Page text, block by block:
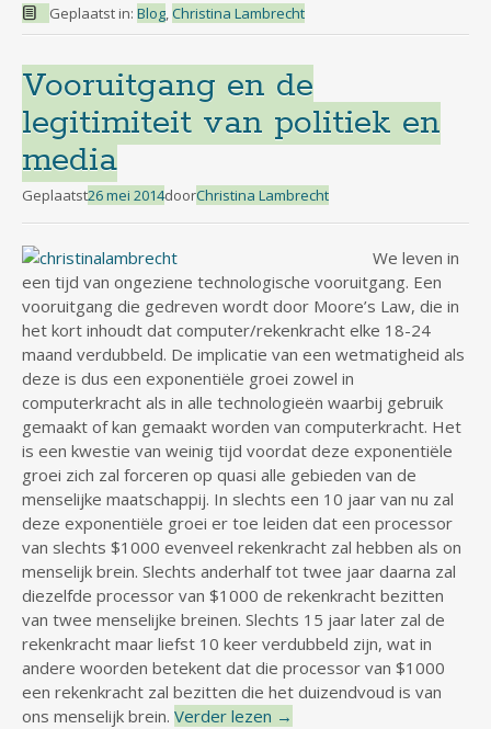
Geplaatst in: Blog,Christina Lambrecht
Vooruitgang en de
legitimiteit van politiek en
media
Geplaatst26 mei 2014doorChristina Lambrecht
We leven in
een tijd van ongeziene technologische vooruitgang. Een
vooruitgang die gedreven wordt door Moore’s Law, die in
het kort inhoudt dat computer/rekenkracht elke 18-24
maand verdubbeld. De implicatie van een wetmatigheid als
deze is dus een exponentiële groei zowel in
computerkracht als in alle technologieën waarbij gebruik
gemaakt of kan gemaakt worden van computerkracht. Het
is een kwestie van weinig tijd voordat deze exponentiële
groei zich zal forceren op quasi alle gebieden van de
menselijke maatschappij. In slechts een 10 jaar van nu zal
deze exponentiële groei er toe leiden dat een processor
van slechts $1000 evenveel rekenkracht zal hebben als on
menselijk brein. Slechts anderhalf tot twee jaar daarna zal
diezelfde processor van $1000 de rekenkracht bezitten
van twee menselijke breinen. Slechts 15 jaar later zal de
rekenkracht maar liefst 10 keer verdubbeld zijn, wat in
andere woorden betekent dat die processor van $1000
een rekenkracht zal bezitten die het duizendvoud is van
ons menselijk brein. Verder lezen →